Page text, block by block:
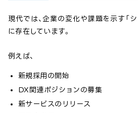
現代では、企業の変化や課題を示す「
に存在しています。
例えば、
新規採用の開始
DX関連ポジションの募集
新サービスのリリース